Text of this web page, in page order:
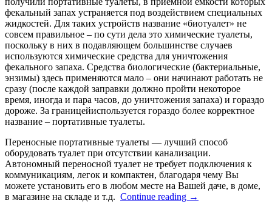
фекальный запах устраняется под воздействием специальных
жидкостей. Для таких устройств название «биотуалет» не
совсем правильное – по сути дела это химические туалеты,
поскольку в них в подавляющем большинстве случаев
используются химические средства для уничтожения
фекального запаха. Средства биологические (бактериальные,
энзимы) здесь применяются мало – они начинают работать не
сразу (после каждой заправки должно пройти некоторое
время, иногда и пара часов, до уничтожения запаха) и гораздо
дороже. За границейиспользуется гораздо более корректное
название – портативные туалеты.
Переносные портативные туалеты — лучший способ
оборудовать туалет при отсутствии канализации.
Автономный переносной туалет не требует подключения к
коммуникациям, легок и компактен, благодаря чему Вы
можете установить его в любом месте на Вашей даче, в доме,
в магазине на складе и т.д. Continue reading →